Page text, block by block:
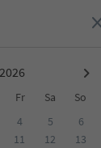
Fr Sa
So
4 5
6
11 12
13